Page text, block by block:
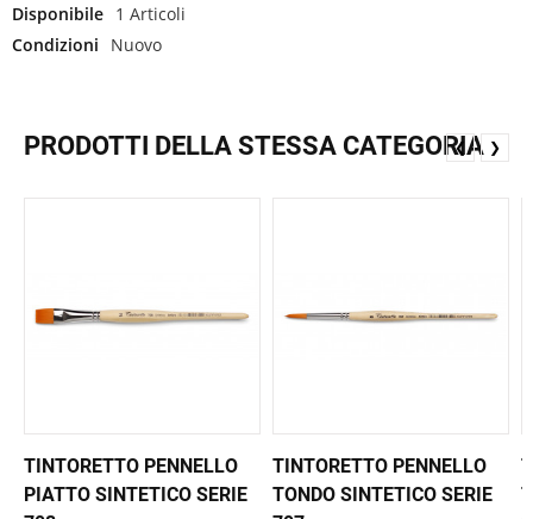
Disponibile 1 Articoli
Condizioni
Nuovo
PRODOTTI DELLA STESSA CATEGORIA
TINTORETTO PENNELLO
PIATTO SINTETICO SERIE
TINTORETTO PENNELLO
TONDO SINTETICO SERIE
❮ ❯